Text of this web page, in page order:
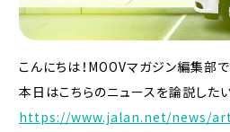
人材募集 （ライター、配車スタッフ、デザ
こんにちは！MOOVマガジン編集部で
本日はこちらのニュースを論説した
https://www.jalan.net/news/